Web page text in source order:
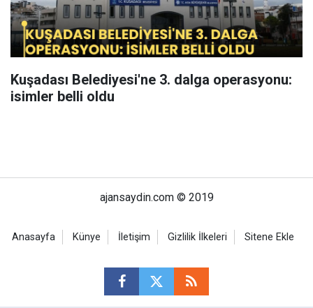
Kuşadası Belediyesi'ne 3. dalga operasyonu:
isimler belli oldu
ajansaydin.com © 2019
Anasayfa Künye İletişim Gizlilik İlkeleri Sitene Ekle